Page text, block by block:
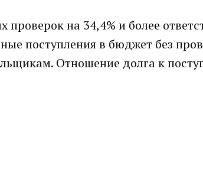
на 34,4% и более
поступления в бюджет без
Отношение долга к